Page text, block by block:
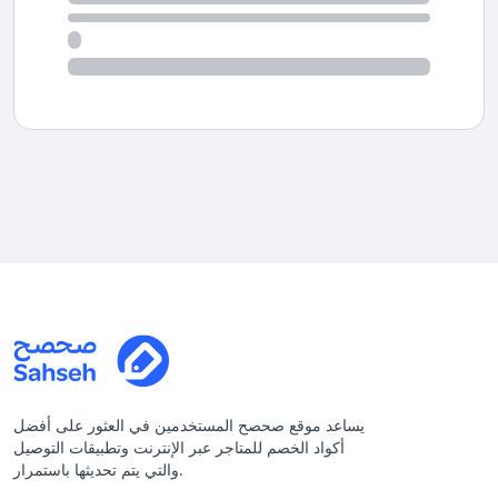
يساعد موقع صحصح المستخدمين في العثور على أفضل
أكواد الخصم للمتاجر عبر الإنترنت وتطبيقات التوصيل
والتي يتم تحديثها باستمرار.